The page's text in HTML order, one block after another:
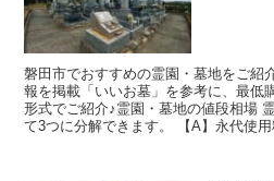
磐田市でおすすめの霊園・墓地をご紹
報を掲載「いいお墓」を参考に、最低
形式でご紹介♪霊園・墓地の値段相場
て3つに分解できます。 【A】永代使